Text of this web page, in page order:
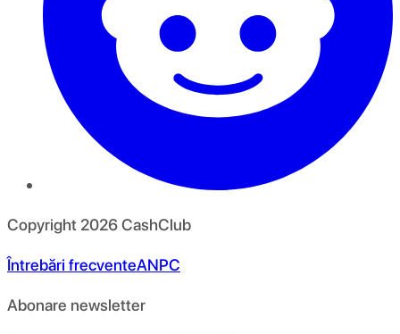
Copyright 2026CashClub
Întrebări frecventeANPC
Abonare newsletter